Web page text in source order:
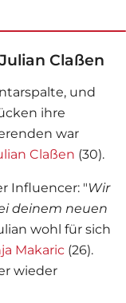
Claßen
und
ihre
war
Claßen (30).
Influencer: "Wir
deinem neuen
wohl für sich
Makaric (26).
wieder